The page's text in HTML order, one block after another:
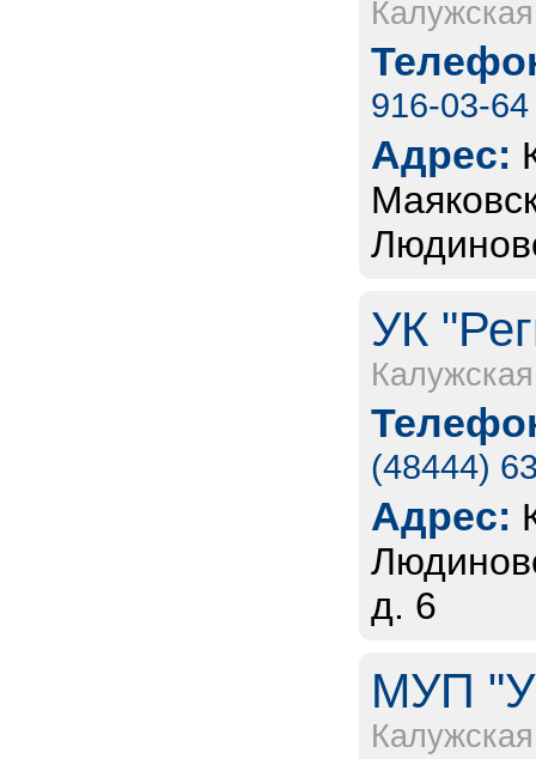
916-03-64
Адрес:
УК
(48444)
Адрес:
д. 6
МУП